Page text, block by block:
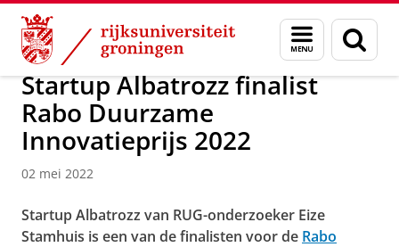
Skip
Content
Skip
Navigation
Menu
en
zoeken
Over ons Faculty of Science and Engineering Nieuws
Startup Albatrozz finalist
Rabo Duurzame
Innovatieprijs 2022
02 mei 2022
Startup Albatrozz van RUG-onderzoeker Eize
Stamhuis is een van de finalisten voor de Rabo